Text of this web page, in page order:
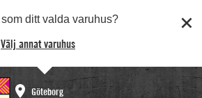
som ditt valda varuhus?
Välj annat varuhus
Göteborg